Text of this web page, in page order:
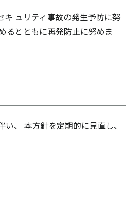
ュリティ事故の発生予防に努
るとともに再発防止に努めま
、 本方針を定期的に見直し、